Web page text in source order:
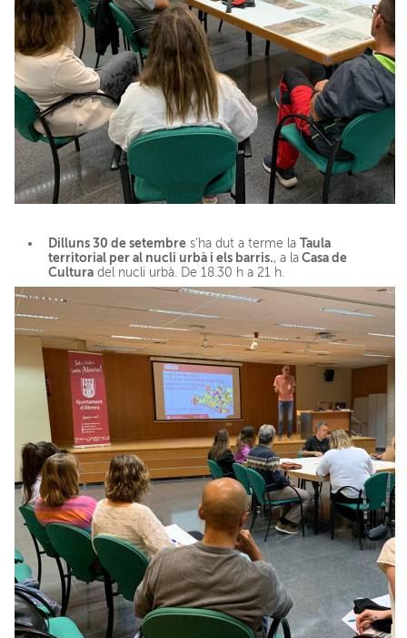
Dilluns 30 de setembre s'ha dut a terme laTaula
territorial per al nucli urbà i els barris., a la Casa de
Cultura del nucli urbà. De 18.30 h a 21 h.